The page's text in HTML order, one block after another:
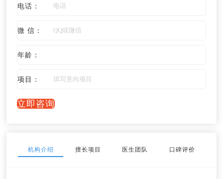
电话：
微 信：
年龄：
项目：
立即咨询
机构介绍 擅长项目 医生团队 口碑评价